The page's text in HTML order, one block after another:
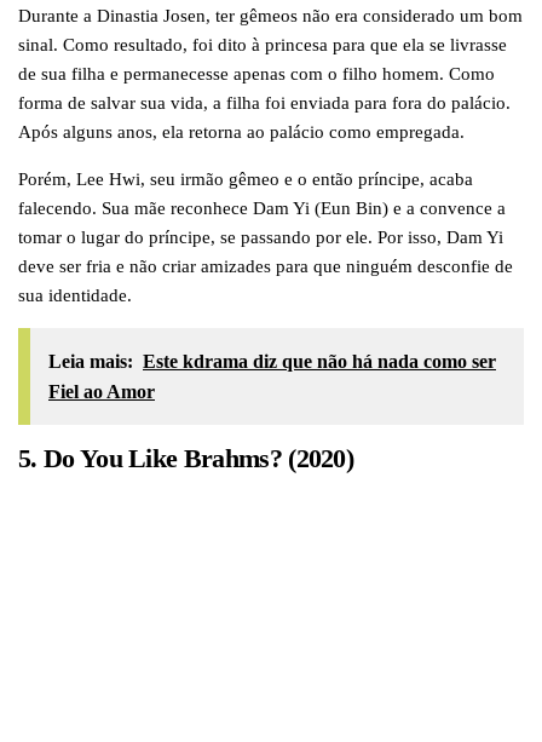
Durante a Dinastia Josen, ter gêmeos não era considerado um bom
sinal. Como resultado, foi dito à princesa para que ela se livrasse
de sua filha e permanecesse apenas com o filho homem. Como
forma de salvar sua vida, a filha foi enviada para fora do palácio.
Após alguns anos, ela retorna ao palácio como empregada.
Porém, Lee Hwi, seu irmão gêmeo e o então príncipe, acaba
falecendo. Sua mãe reconhece Dam Yi (Eun Bin) e a convence a
tomar o lugar do príncipe, se passando por ele. Por isso, Dam Yi
deve ser fria e não criar amizades para que ninguém desconfie de
sua identidade.
Leia mais: Este kdrama diz que não há nada como ser
Fiel ao Amor
5. Do You Like Brahms? (2020)